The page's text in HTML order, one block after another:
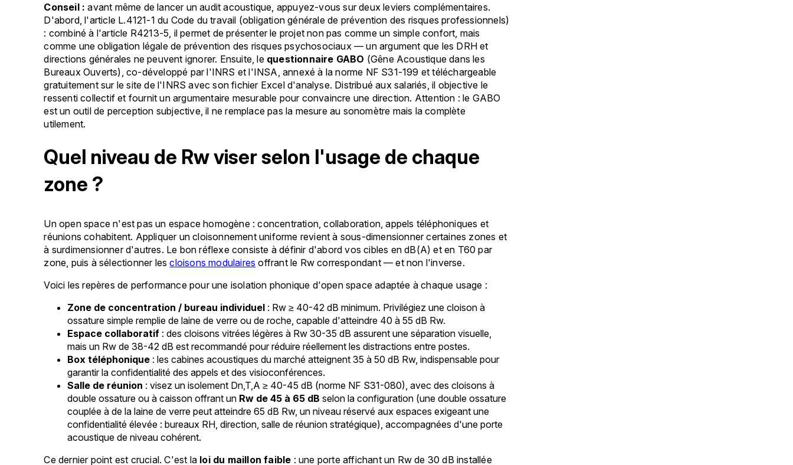
Conseil : avant même de lancer un audit acoustique, appuyez-vous sur deux leviers complémentaires.
D'abord, l'article L.4121-1 du Code du travail (obligation générale de prévention des risques professionnels)
: combiné à l'article R4213-5, il permet de présenter le projet non pas comme un simple confort, mais
comme une obligation légale de prévention des risques psychosociaux — un argument que les DRH et
directions générales ne peuvent ignorer. Ensuite, le questionnaire GABO (Gêne Acoustique dans les
Bureaux Ouverts), co-développé par l'INRS et l'INSA, annexé à la norme NF S31-199 et téléchargeable
gratuitement sur le site de l'INRS avec son fichier Excel d'analyse. Distribué aux salariés, il objective le
ressenti collectif et fournit un argumentaire mesurable pour convaincre une direction. Attention : le GABO
est un outil de perception subjective, il ne remplace pas la mesure au sonomètre mais la complète
utilement.
Quel niveau de Rw viser selon l'usage de chaque
zone ?
Un open space n'est pas un espace homogène : concentration, collaboration, appels téléphoniques et
réunions cohabitent. Appliquer un cloisonnement uniforme revient à sous-dimensionner certaines zones et
à surdimensionner d'autres. Le bon réflexe consiste à définir d'abord vos cibles en dB(A) et en T60 par
zone, puis à sélectionner lescloisons modulaires offrant le Rw correspondant — et non l'inverse.
Voici les repères de performance pour une isolation phonique d'open space adaptée à chaque usage :
Zone de concentration / bureau individuel : Rw ≥ 40-42 dB minimum. Privilégiez une cloison à
ossature simple remplie de laine de verre ou de roche, capable d'atteindre 40 à 55 dB Rw.
Espace collaboratif : des cloisons vitrées légères à Rw 30-35 dB assurent une séparation visuelle,
mais un Rw de 38-42 dB est recommandé pour réduire réellement les distractions entre postes.
Box téléphonique : les cabines acoustiques du marché atteignent 35 à 50 dB Rw, indispensable pour
garantir la confidentialité des appels et des visioconférences.
Salle de réunion : visez un isolement Dn,T,A ≥ 40-45 dB (norme NF S31-080), avec des cloisons à
double ossature ou à caisson offrant un Rw de 45 à 65 dB selon la configuration (une double ossature
couplée à de la laine de verre peut atteindre 65 dB Rw, un niveau réservé aux espaces exigeant une
confidentialité élevée : bureaux RH, direction, salle de réunion stratégique), accompagnées d'une porte
acoustique de niveau cohérent.
Ce dernier point est crucial. C'est la loi du maillon faible : une porte affichant un Rw de 30 dB installée